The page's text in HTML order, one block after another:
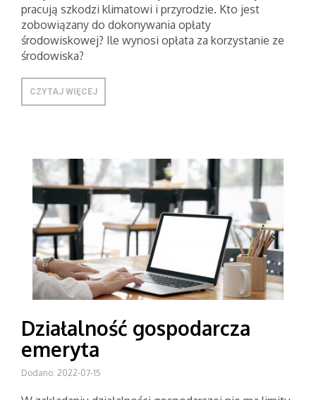
pracują szkodzi klimatowi i przyrodzie. Kto jest
zobowiązany do dokonywania opłaty
środowiskowej? Ile wynosi opłata za korzystanie ze
środowiska?
CZYTAJ WIĘCEJ
Działalność gospodarcza
emeryta
Dodano: 2022-07-15